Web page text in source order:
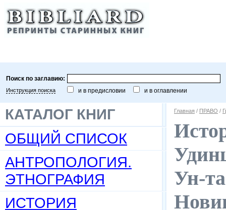
Поиск по заглавию:
Инструкция поиска и в предисловии и в оглавлении
КАТАЛОГ КНИГ
ОБЩИЙ СПИСОК
АНТРОПОЛОГИЯ.
ЭТНОГРАФИЯ
ИСТОРИЯ
Главная / ПРАВО /
Ун-